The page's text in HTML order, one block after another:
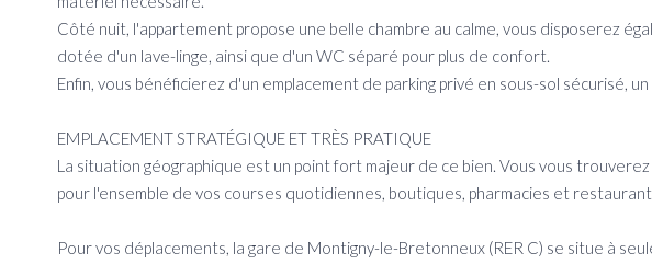
Côté nuit, l'appartement propose une belle chambre au calme, vous disposerez
dotée d'un lave-linge, ainsi que d'un WC séparé pour plus de confort.
Enfin, vous bénéficierez d'un emplacement de parking privé en sous-sol sécurisé,
EMPLACEMENT STRATÉGIQUE ET TRÈS PRATIQUE
La situation géographique est un point fort majeur de ce bien. Vous vous
pour l'ensemble de vos courses quotidiennes, boutiques, pharmacies et
Pour vos déplacements, la gare de Montigny-le-Bretonneux (RER C) se situe à